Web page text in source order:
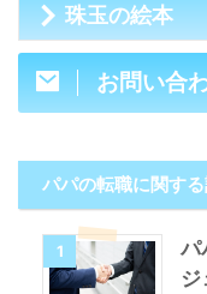
珠玉の絵本
お問い合
パパの転職に関す
1
パ